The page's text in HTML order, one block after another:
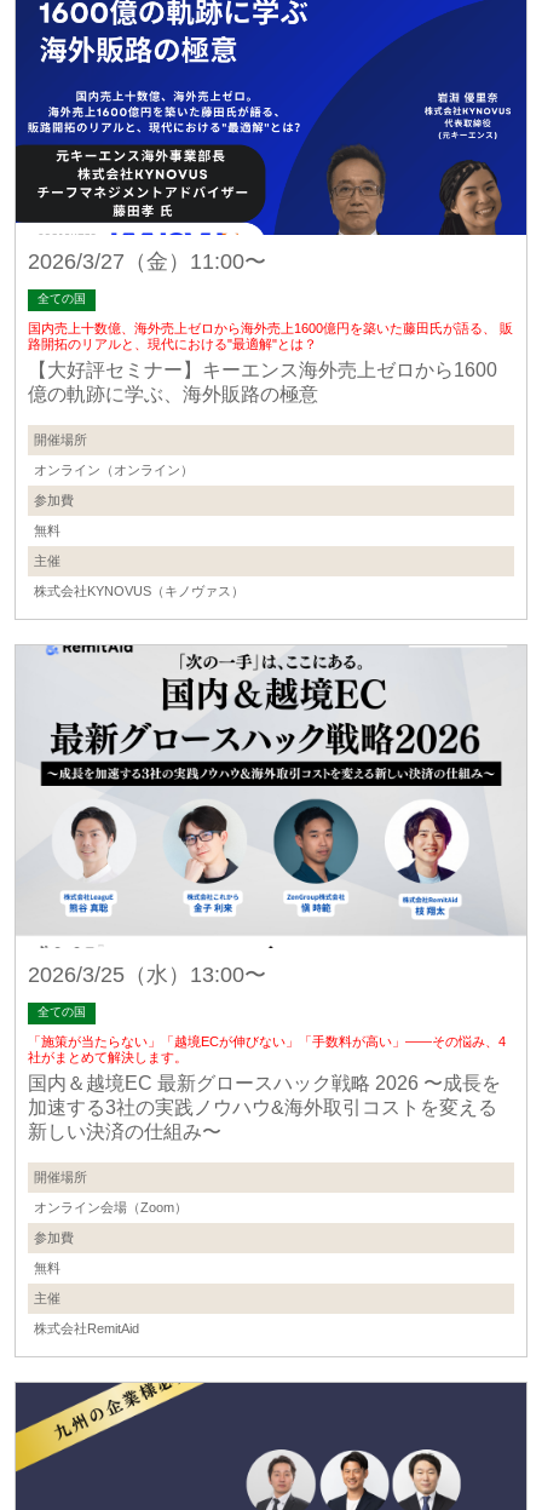
2026/3/27（金）11:00〜
全ての国
国内売上十数億、海外売上ゼロから海外売上1600億円を築いた藤田氏が語る、 販
路開拓のリアルと、現代における"最適解"とは？
【大好評セミナー】キーエンス海外売上ゼロから1600
億の軌跡に学ぶ、海外販路の極意
開催場所
オンライン（オンライン）
参加費
無料
主催
株式会社KYNOVUS（キノヴァス）
2026/3/25（水）13:00〜
全ての国
「施策が当たらない」「越境ECが伸びない」「手数料が高い」——その悩み、4
社がまとめて解決します。
国内＆越境EC 最新グロースハック戦略 2026 〜成長を
加速する3社の実践ノウハウ&海外取引コストを変える
新しい決済の仕組み〜
開催場所
オンライン会場（Zoom）
参加費
無料
主催
株式会社RemitAid